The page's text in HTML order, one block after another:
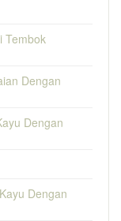
Tembok
Dengan
Dengan
Dengan